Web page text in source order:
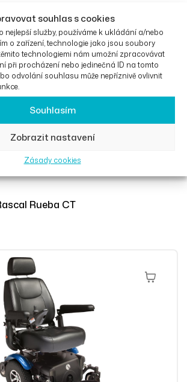
souhlas s cookies
nejlepší služby, používáme k ukládání a/nebo
o zařízení, technologie jako jsou soubory
technologiemi nám umožní zpracovávat
při procházení nebo jedinečná ID na tomto
odvolání souhlasu může nepříznivě ovlivnit
Souhlasím
Zobrazit nastavení
Zásady cookies
Přidat Do
Rueba CT
Výběr